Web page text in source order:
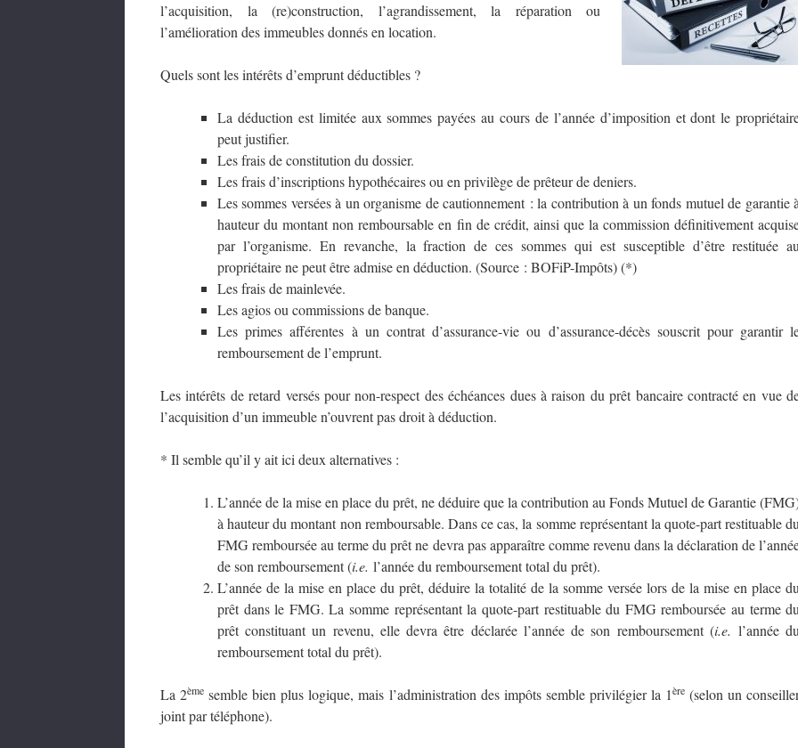
l’acquisition, la (re)construction, l’agrandissement, la réparation ou
l’amélioration des immeubles donnés en location.
Quels sont les intérêts d’emprunt déductibles ?
La déduction est limitée aux sommes payées au cours de l’année d’imposition et dont le
peut justifier.
Les frais de constitution du dossier.
Les frais d’inscriptions hypothécaires ou en privilège de prêteur de deniers.
Les sommes versées à un organisme de cautionnement : la contribution à un fonds mutuel de garantie à
hauteur du montant non remboursable en fin de crédit, ainsi que la commission définitivement
par l’organisme. En revanche, la fraction de ces sommes qui est susceptible d’être restituée au
propriétaire ne peut être admise en déduction. (Source : BOFiP-Impôts) (*)
Les frais de mainlevée.
Les agios ou commissions de banque.
Les primes afférentes à un contrat d’assurance-vie ou d’assurance-décès souscrit pour garantir
remboursement de l’emprunt.
Les intérêts de retard versés pour non-respect des échéances dues à raison du prêt bancaire contracté en vue
l’acquisition d’un immeuble n’ouvrent pas droit à déduction.
* Il semble qu’il y ait ici deux alternatives :
L’année de la mise en place du prêt, ne déduire que la contribution au Fonds Mutuel de Garantie
à hauteur du montant non remboursable. Dans ce cas, la somme représentant la quote-part restituable du
FMG remboursée au terme du prêt ne devra pas apparaître comme revenu dans la déclaration de
de son remboursement (i.e. l’année du remboursement total du prêt).
L’année de la mise en place du prêt, déduire la totalité de la somme versée lors de la mise en place du
prêt dans le FMG. La somme représentant la quote-part restituable du FMG remboursée au terme du
prêt constituant un revenu, elle devra être déclarée l’année de son remboursement (i.e. l’année du
remboursement total du prêt).
La 2ème semble bien plus logique, mais l’administration des impôts semble privilégier la 1ère (selon un
joint par téléphone).